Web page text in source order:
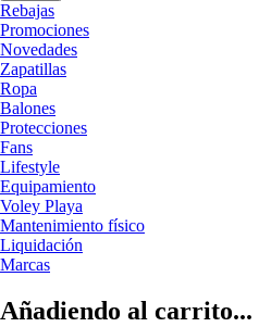
Rebajas
Promociones
Novedades
Zapatillas
Ropa
Balones
Protecciones
Fans
Lifestyle
Equipamiento
Voley Playa
Mantenimiento físico
Liquidación
Marcas
Añadiendo al carrito...